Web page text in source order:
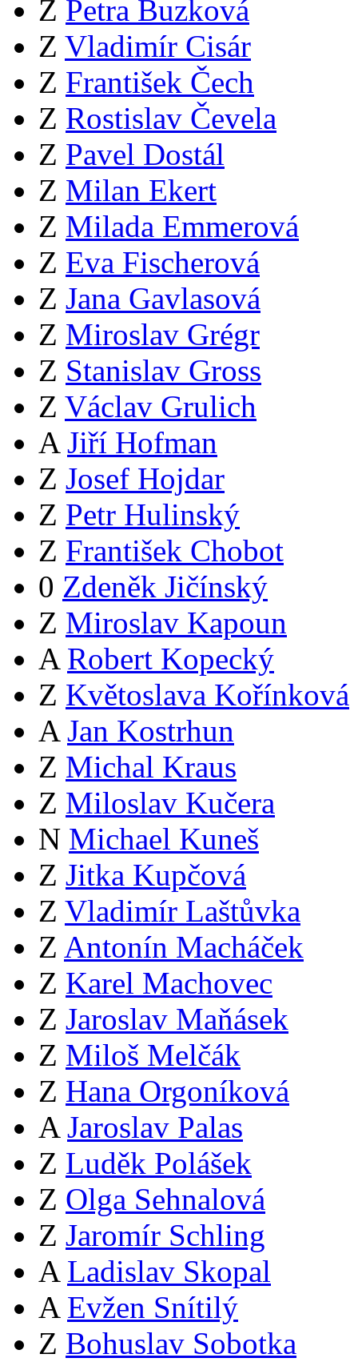
Z Petra Buzková
Z Vladimír Cisár
Z František Čech
Z Rostislav Čevela
Z Pavel Dostál
Z Milan Ekert
Z Milada Emmerová
Z Eva Fischerová
Z Jana Gavlasová
Z Miroslav Grégr
Z Stanislav Gross
Z Václav Grulich
A Jiří Hofman
Z Josef Hojdar
Z Petr Hulinský
Z František Chobot
0 Zdeněk Jičínský
Z Miroslav Kapoun
A Robert Kopecký
Z Květoslava Kořínková
A Jan Kostrhun
Z Michal Kraus
Z Miloslav Kučera
N Michael Kuneš
Z Jitka Kupčová
Z Vladimír Laštůvka
Z Antonín Macháček
Z Karel Machovec
Z Jaroslav Maňásek
Z Miloš Melčák
Z Hana Orgoníková
A Jaroslav Palas
Z Luděk Polášek
Z Olga Sehnalová
Z Jaromír Schling
A Ladislav Skopal
A Evžen Snítilý
Z Bohuslav Sobotka